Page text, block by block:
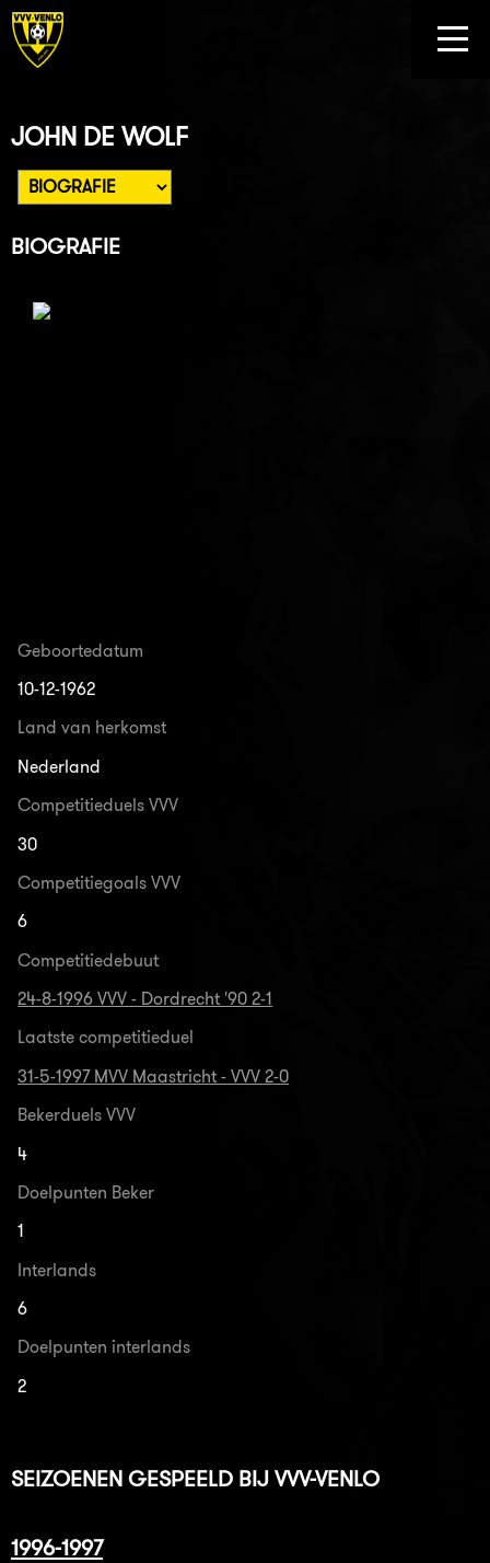
JOHN DE WOLF
BIOGRAFIE
Geboortedatum
10-12-1962
Land van herkomst
Nederland
Competitieduels VVV
30
Competitiegoals VVV
6
Competitiedebuut
24-8-1996 VVV - Dordrecht '90 2-1
Laatste competitieduel
31-5-1997 MVV Maastricht - VVV 2-0
Bekerduels VVV
4
Doelpunten Beker
1
Interlands
6
Doelpunten interlands
2
SEIZOENEN GESPEELD BIJ VVV-VENLO
1996-1997